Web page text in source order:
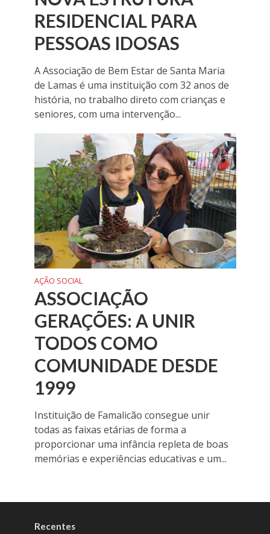
RESIDENCIAL PARA
PESSOAS IDOSAS
A Associação de Bem Estar de Santa Maria
de Lamas é uma instituição com 32 anos de
história, no trabalho direto com crianças e
seniores, com uma intervenção...
AÇÃO SOCIAL
ASSOCIAÇÃO
GERAÇÕES: A UNIR
TODOS COMO
COMUNIDADE DESDE
1999
Instituição de Famalicão consegue unir
todas as faixas etárias de forma a
proporcionar uma infância repleta de boas
memórias e experiências educativas e um...
Recentes